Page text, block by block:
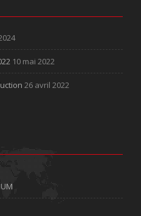
10 mai 2022
26 avril 2022